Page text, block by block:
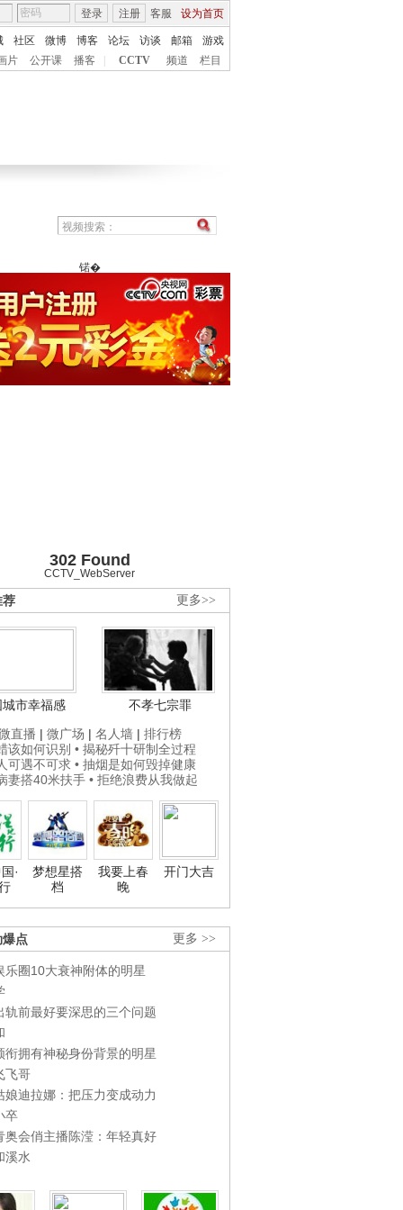
客服 设为首页
登录 注册
社区 微博 博客 论坛 访谈 邮箱
游戏
片
公开课 播客 CCTV 频道 栏目
锘�
302 Found
CCTV_WebServer
更多>>
荐
城市幸福感
不孝七宗罪
直播 | 微广场 | 名人墙 | 排行榜
该如何识别 • 揭秘歼十研制全过程
可遇不可求 • 抽烟是如何毁掉健康
妻搭40米扶手 • 拒绝浪费从我做起
·
梦想星搭
档
我要上春
晚
开门大吉
更多 >>
爆点
乐圈10大衰神附体的明星
轨前最好要深思的三个问题
衔拥有神秘身份背景的明星
飞哥
娘迪拉娜：把压力变成动力
卒
奥会俏主播陈滢：年轻真好
溪水